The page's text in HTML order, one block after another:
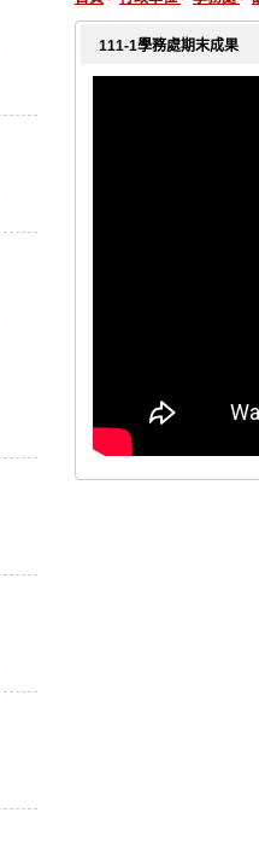
111-1學務處期末成果